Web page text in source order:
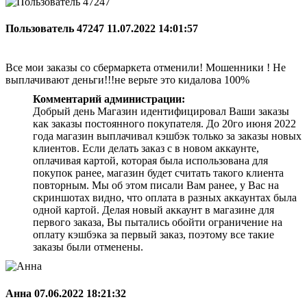
Пользователь 47247 11.07.2022 14:01:57
Все мои заказы со сбермаркета отменили! Мошенники ! Не
выплачивают деньги!!!не верьте это кидалова 100%
Комментарий администрации:
Добрый день Магазин идентифицировал Ваши заказы
как заказы постоянного покупателя. До 20го июня 2022
года магазин выплачивал кэшбэк только за заказы новых
клиентов. Если делать заказ с в новом аккаунте,
оплачивая картой, которая была использована для
покупок ранее, магазин будет считать такого клиента
повторным. Мы об этом писали Вам ранее, у Вас на
скриншотах видно, что оплата в разных аккаунтах была
одной картой. Делая новый аккаунт в магазине для
первого заказа, Вы пытались обойти ограничение на
оплату кэшбэка за первый заказ, поэтому все такие
заказы были отменены.
Анна 07.06.2022 18:21:32